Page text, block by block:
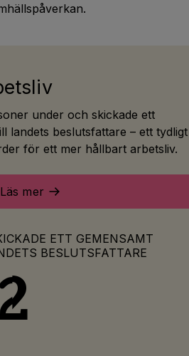
under och skickade ett
landets beslutsfattare – ett tydligt
för ett mer hållbart arbetsliv.
Läs mer
ETT GEMENSAMT
BESLUTSFATTARE